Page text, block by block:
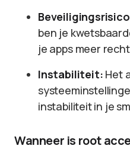
ben je
je apps meer
Instabiliteit: Het
instabiliteit in je
Wanneer is root